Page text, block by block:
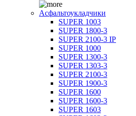
Асфальтоукладчики
SUPER 1003
SUPER 1800-3
SUPER 2100-3 IP
SUPER 1000
SUPER 1300-3
SUPER 1303-3
SUPER 2100-3
SUPER 1900-3
SUPER 1600
SUPER 1600-3
SUPER 1603